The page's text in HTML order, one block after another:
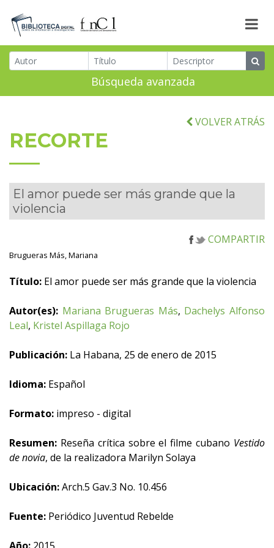
Búsqueda avanzada
VOLVER ATRÁS
RECORTE
El amor puede ser más grande que la
violencia
COMPARTIR
Brugueras Más, Mariana
Título: El amor puede ser más grande que la violencia
Autor(es): Mariana Brugueras Más, Dachelys Alfonso
Leal, Kristel Aspillaga Rojo
Publicación: La Habana, 25 de enero de 2015
Idioma: Español
Formato: impreso - digital
Resumen: Reseña crítica sobre el filme cubano Vestido
de novia, de la realizadora Marilyn Solaya
Ubicación:Arch.5 Gav.3 No. 10.456
Fuente: Periódico Juventud Rebelde